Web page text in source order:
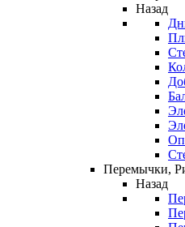
Назад
Перемычки,
Назад